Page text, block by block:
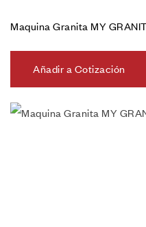
Maquina Granita MY
Añadir a Cotización